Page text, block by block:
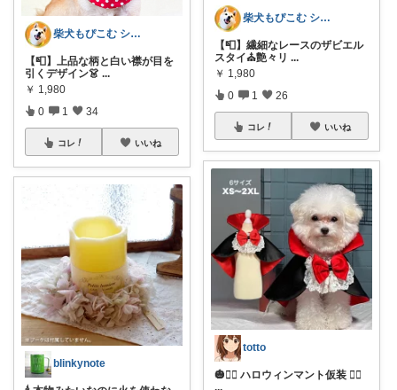
柴犬もぴこむ シニア犬との素敵な暮らし
【📮】上品な柄と白い襟が目を
引くデザイン👗 ...
￥ 1,980
0 1 34
コレ いいね
blinkynote
柴犬もぴこむ シニア犬との素敵な暮らし
【📮】繊細なレースのザビエル
スタイ⛪艶々リ ...
￥ 1,980
0 1 26
コレ いいね
totto
🎃🧙‍♂️ ハロウィンマント仮装 🧙‍♀️
...